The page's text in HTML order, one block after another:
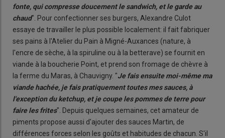
fonte, qui compresse doucement le sandwich, et le garde au
chaud". Pour confectionner ses burgers, Alexandre Culot
essaye de travailler le plus possible localement: il fait fabriquer
ses pains à l'Atelier du Pain à Migné-Auxances (nature, à
l'encre de sèche, à la spiruline ou à la betterave) se fournit en
viande à la boucherie Point, et prend son fromage de chèvre à
la ferme du Maras, à Chauvigny. "Je fais ensuite moi-même ma
viande hachée, je fais pratiquement toutes mes sauces, à
l'exception du ketchup, et je coupe les pommes de terre pour
faire les frites". Depuis quelques semaines, cet amateur de
piments propose aussi d'ajouter des sauces Martin, de
différences forces selon les goûts et habitudes de chacun. S'il